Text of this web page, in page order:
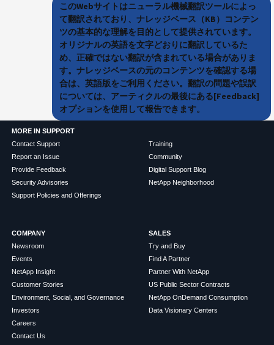
このWebサイトはニューラル機械翻訳ツールによっ
て翻訳されており、ナレッジベース（KB）コンテン
ツの基本的な理解を目的として提供されています。
オリジナルの英語を文字どおりに翻訳しているた
め、正確ではない翻訳が含まれている場合がありま
す。ナレッジベースの元のコンテンツを確認する場
合は、英語版をご利用ください。翻訳の問題や誤訳
については、アーティクルの最後にある[Feedback]
オプションを使用して報告できます。
MORE IN SUPPORT
Contact Support
Report an Issue
Provide Feedback
Security Advisories
Support Policies and Offerings
Training
Community
Digital Support Blog
NetApp Neighborhood
COMPANY
Newsroom
Events
NetApp Insight
Customer Stories
Environment, Social, and Governance
Investors
Careers
Contact Us
SALES
Try and Buy
Find A Partner
Partner With NetApp
US Public Sector Contracts
NetApp OnDemand Consumption
Data Visionary Centers